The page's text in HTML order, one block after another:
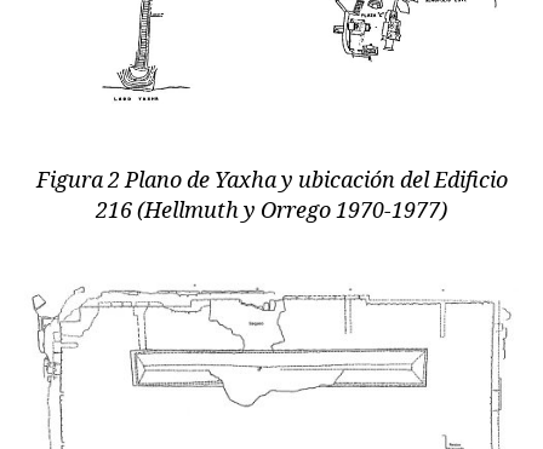
Figura 2 Plano de Yaxha y ubicación del Edificio
216 (Hellmuth y Orrego 1970-1977)